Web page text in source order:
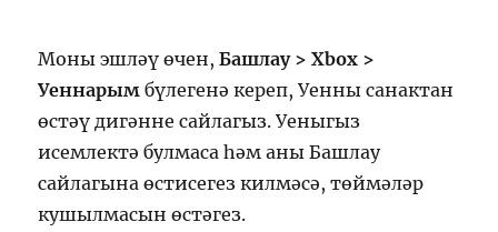
Моны эшләү өчен, Башлау > Xbox >
Уеннарым бүлегенә кереп, Уенны санактан
өстәү дигәнне сайлагыз. Уеныгыз
исемлектә булмаса һәм аны Башлау
сайлагына өстисегез килмәсә, төймәләр
кушылмасын өстәгез.